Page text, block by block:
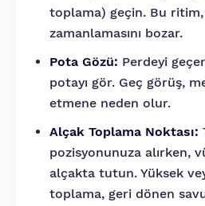
toplama) geçin. Bu ritim,
zamanlamasını bozar.
Pota Gözü: Perdeyi
potayı gör. Geç görüş,
etmene neden olur.
Alçak Toplama Noktası:
pozisyonunuza alırken,
alçakta tutun. Yüksek
toplama, geri dönen